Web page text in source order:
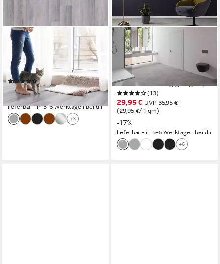
STILEWO
Vinylboden 1 m2
Selbstklebender Vinylboden
Fliesen- und Holzoptik
(12)
14,99 €
(14,99 €/ 1 qm)
lieferbar - in 5-6 Werktagen bei dir
+3
STILEWO
Vinylboden 1 m2 Klick-Vinyl
Fliese XL inkl.
Trittschalldämmung,
Fußbodenheizung geeignet,
XL Format(13)
29,95 € UVP 35,95 €
(29,95 €/ 1 qm)
-17%
lieferbar - in 5-6 Werktagen bei dir
+6